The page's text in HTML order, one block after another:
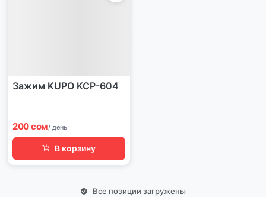
Зажим KUPO KCP-604
200 сом/ день
В корзину
Все позиции загружены